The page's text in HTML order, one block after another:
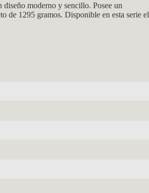
moderno y sencillo. Posee un
de 1295 gramos. Disponible en esta serie el